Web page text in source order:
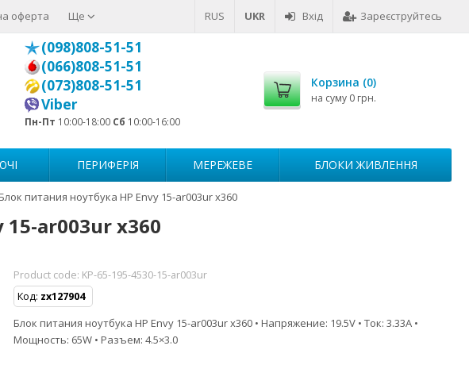
RUS UKR Вхід Зареєструйтесь
оферта Ще
(098)808-51-51
(066)808-51-51
(073)808-51-51
Viber
Пн-Пт 10:00-18:00 Сб 10:00-16:00
Корзина (0)
на суму 0 грн.
ПЕРИФЕРІЯ МЕРЕЖЕВЕ БЛОКИ ЖИВЛЕННЯ
питания ноутбука HP Envy 15-ar003ur x360
15-ar003ur x360
Product code: KP-65-195-4530-15-ar003ur
Код: zx127904
Блок питания ноутбука HP Envy 15-ar003ur x360 • Напряжение: 19.5V • Ток: 3.33A •
Мощность: 65W • Разъем: 4.5×3.0